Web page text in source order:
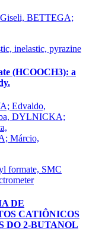
BETTEGA;
inelastic, pyrazine
(HCOOCH3): a
Edvaldo,
DYLNICKA;
Márcio,
formate, SMC
DE
CATIÔNICOS
DO 2-BUTANOL